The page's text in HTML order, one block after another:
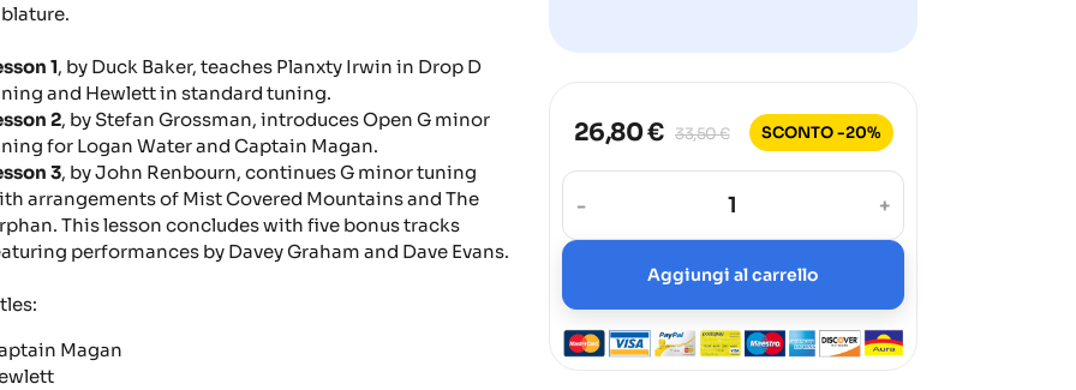
1, by Duck Baker, teaches Planxty Irwin in Drop D
and Hewlett in standard tuning.
2, by Stefan Grossman, introduces Open G minor
for Logan Water and Captain Magan.
3, by John Renbourn, continues G minor tuning
arrangements of Mist Covered Mountains and The
This lesson concludes with five bonus tracks
performances by Davey Graham and Dave Evans.
Magan
26,80 € 33,50 € SCONTO -20%
- +
Aggiungi al carrello